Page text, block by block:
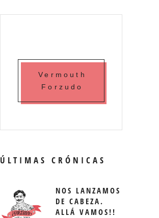
Vermouth
Forzudo
ÚLTIMAS CRÓNICAS
NOS LANZAMOS
DE CABEZA.
ALLÁ VAMOS!!